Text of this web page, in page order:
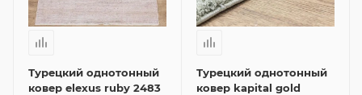
Турецкий однотонный
ковер elexus ruby 2483
Турецкий однотонный
ковер kapital gold